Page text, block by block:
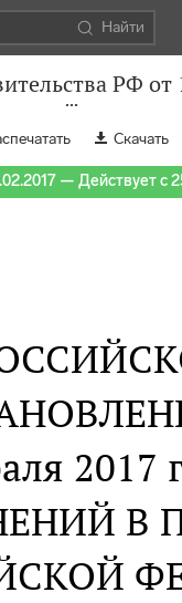
Найти
РФ от
Скачать
— Действует с
2017
В